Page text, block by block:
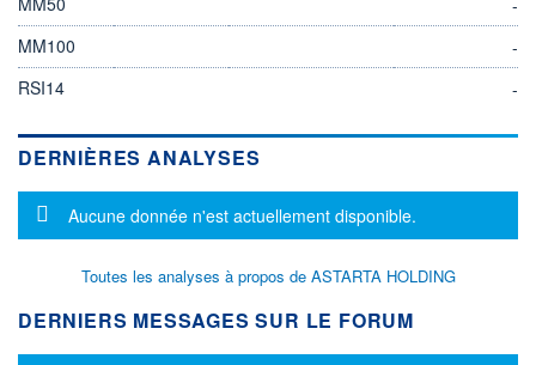
MM100
-
RSI14
-
DERNIÈRES ANALYSES
Message d'information
Aucune donnée n'est actuellement disponible.
Toutes les analyses à propos de ASTARTA HOLDING
DERNIERS MESSAGES SUR LE FORUM